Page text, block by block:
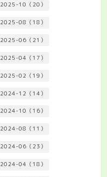
2025-10（20）
2025-08（18）
2025-06（21）
2025-04（17）
2025-02（19）
2024-12（14）
2024-10（16）
2024-08（11）
2024-06（23）
2024-04（18）